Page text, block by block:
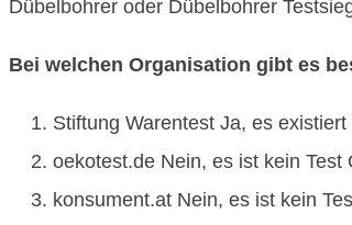
Dübelbohrer oder Dübelbohrer
Bei welchen Organisation gibt es
Stiftung Warentest Ja, es existiert
oekotest.de Nein, es ist kein Test
konsument.at Nein, es ist kein